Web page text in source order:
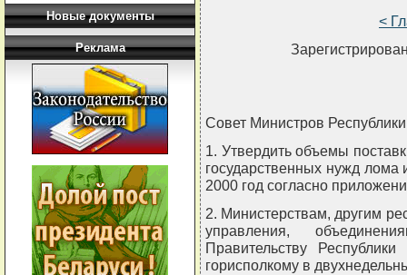
Новые документы
Реклама
<
Совет Министров
1. Утвердить объемы
государственных нужд
2000 год согласно
2. Министерствам, другим
управления,
Правительству
горисполкому в